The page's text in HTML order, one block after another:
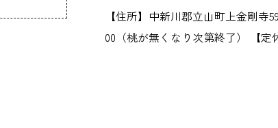
【住所】中新川郡立山町上金剛寺
00（桃が無くなり次第終了） 【